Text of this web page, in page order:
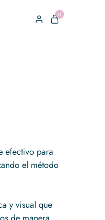
0
efectivo para
el método
y visual que